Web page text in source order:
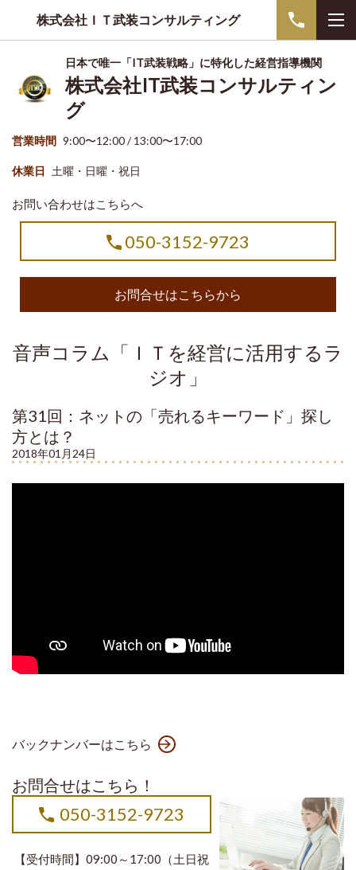
株式会社ＩＴ武装コンサルティング
日本で唯一「IT武装戦略」に特化した経営指導機関
株式会社IT武装コンサルティン
グ
営業時間 9:00〜12:00 / 13:00〜17:00
休業日 土曜・日曜・祝日
お問い合わせはこちらへ
050-3152-9723
お問合せはこちらから
音声コラム「ＩＴを経営に活用するラ
ジオ」
第31回：ネットの「売れるキーワード」探し
方とは？
2018年01月24日
バックナンバーはこちら
お問合せはこちら！
050-3152-9723
【受付時間】09:00～17:00（土日祝